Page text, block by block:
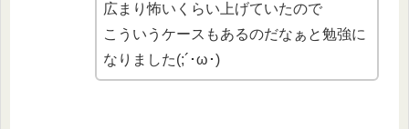
広まり怖いくらい上げていたので
こういうケースもあるのだなぁと勉強に
なりました(;´･ω･)